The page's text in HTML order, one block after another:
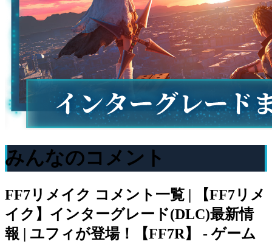
みんなのコメント
FF7リメイク コメント一覧 | 【FF7リメ
イク】インターグレード(DLC)最新情
報 | ユフィが登場！【FF7R】 - ゲーム